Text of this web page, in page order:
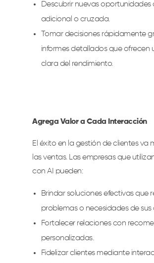
Descubrir nuevas oportunidades
adicional o cruzada.
Tomar decisiones rápidamente
informes detallados que ofrecen
clara del rendimiento.
Agrega Valor a Cada Interacción
El éxito en la gestión de clientes va
las ventas. Las empresas que
con AI pueden:
Brindar soluciones efectivas que
problemas o necesidades de sus
Fortalecer relaciones con
personalizadas.
Fidelizar clientes mediante